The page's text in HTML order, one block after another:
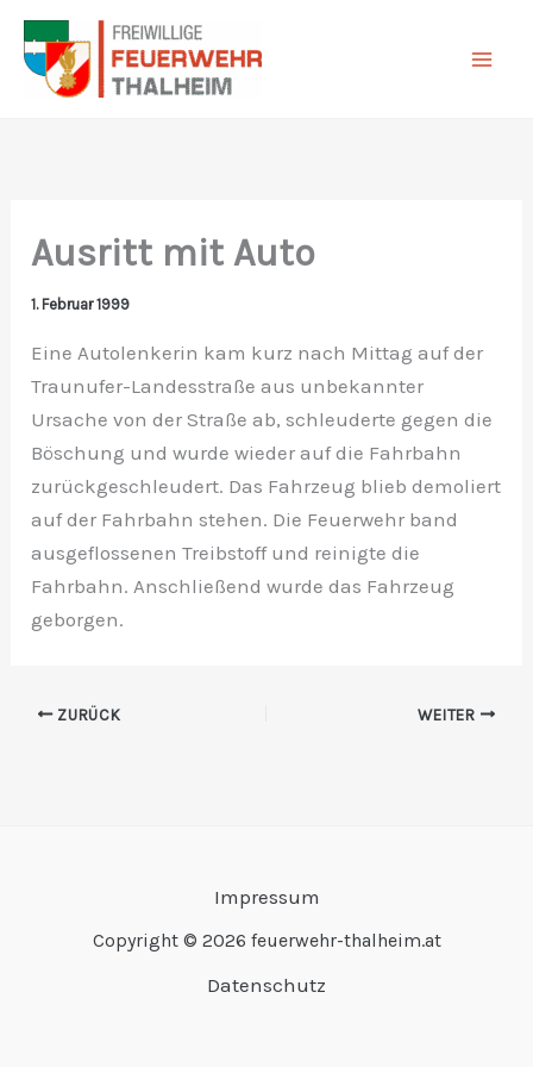
Zum
Inhalt
springen
Ausritt mit Auto
1. Februar 1999
Eine Autolenkerin kam kurz nach Mittag auf der
Traunufer-Landesstraße aus unbekannter
Ursache von der Straße ab, schleuderte gegen die
Böschung und wurde wieder auf die Fahrbahn
zurückgeschleudert. Das Fahrzeug blieb demoliert
auf der Fahrbahn stehen. Die Feuerwehr band
ausgeflossenen Treibstoff und reinigte die
Fahrbahn. Anschließend wurde das Fahrzeug
geborgen.
ZURÜCK WEITER
Impressum
Copyright © 2026 feuerwehr-thalheim.at
Datenschutz